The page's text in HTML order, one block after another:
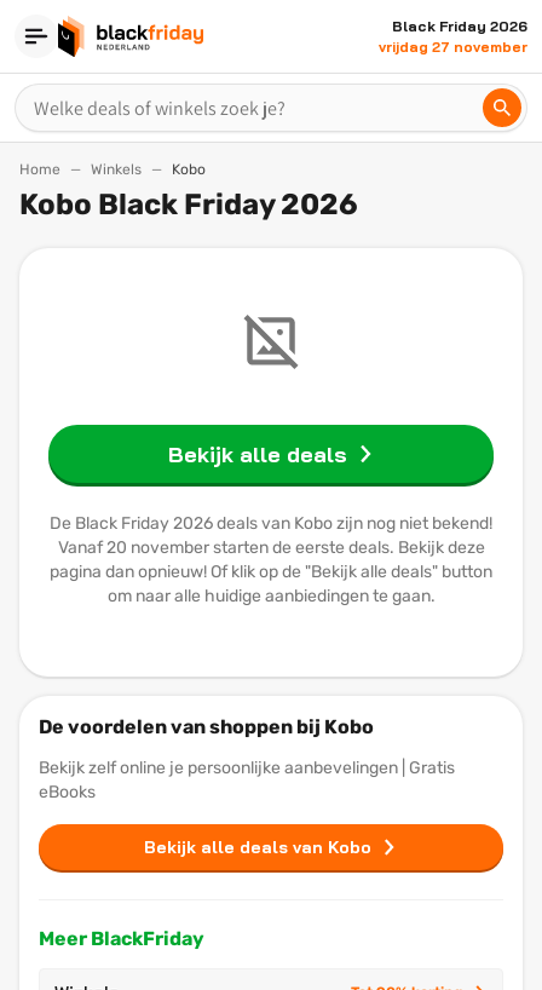
Black Friday 2026
vrijdag 27 november
Home Winkels Kobo
Kobo Black Friday 2026
Bekijk alle deals
De Black Friday 2026 deals van Kobo zijn nog niet bekend!
Vanaf 20 november starten de eerste deals. Bekijk deze
pagina dan opnieuw! Of klik op de "Bekijk alle deals" button
om naar alle huidige aanbiedingen te gaan.
De voordelen van shoppen bij Kobo
Bekijk zelf online je persoonlijke aanbevelingen | Gratis
eBooks
Bekijk alle deals van Kobo
Meer BlackFriday